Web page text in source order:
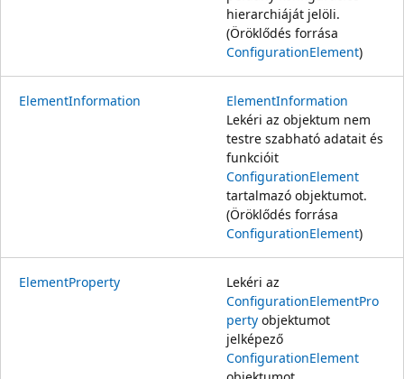
hierarchiáját jelöli.
(Öröklődés forrása
ConfigurationElement)
ElementInformation
ElementInformation
Lekéri az objektum nem
testre szabható adatait és
funkcióit
ConfigurationElement
tartalmazó objektumot.
(Öröklődés forrása
ConfigurationElement)
ElementProperty
Lekéri az
ConfigurationElementPro
perty objektumot
jelképező
ConfigurationElement